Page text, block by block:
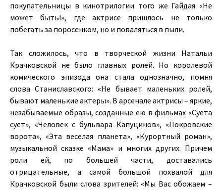
покупательницы в кинотрилогии того же Гайдая «Не
может быть!», где актрисе пришлось не только
побегать за поросенком, но и поваляться в пыли.
Так сложилось, что в творческой жизни Натальи
Крачковской не было главных ролей. Но королевой
комического эпизода она стала однозначно, помня
слова Станиславского: «Не бывает маленьких ролей,
бывают маленькие актеры». В арсенале актрисы – яркие,
незабываемые образы, созданные ею в фильмах «Суета
сует», «Человек с бульвара Капуцинов», «Покровские
ворота», «Эта веселая планета», «Курортный роман»,
музыкальной сказке «Мама» и многих других. Причем
роли ей, по большей части, доставались
отрицательные, а самой большой похвалой для
Крачковской были слова зрителей: «Мы Вас обожаем –